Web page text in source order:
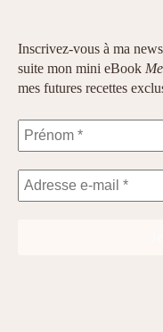
Inscrivez-vous à ma
suite mon mini eBook
mes futures recettes